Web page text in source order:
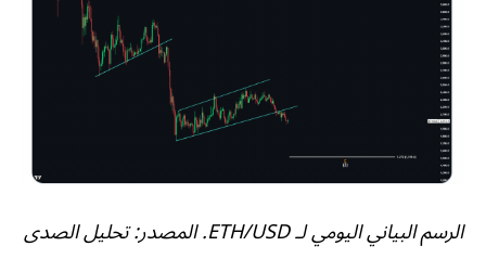
الرسم البياني اليومي لـ ETH/USD. المصدر: تحليل الصدى